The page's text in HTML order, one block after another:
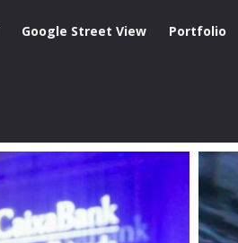
Google Street View Portfolio